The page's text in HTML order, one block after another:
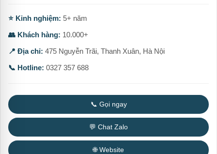
⭐ Kinh nghiệm: 5+ năm
👥 Khách hàng: 10.000+
📍 Địa chỉ: 475 Nguyễn Trãi, Thanh Xuân, Hà Nội
📞 Hotline: 0327 357 688
📞 Gọi ngay
💬 Chat Zalo
🌐 Website